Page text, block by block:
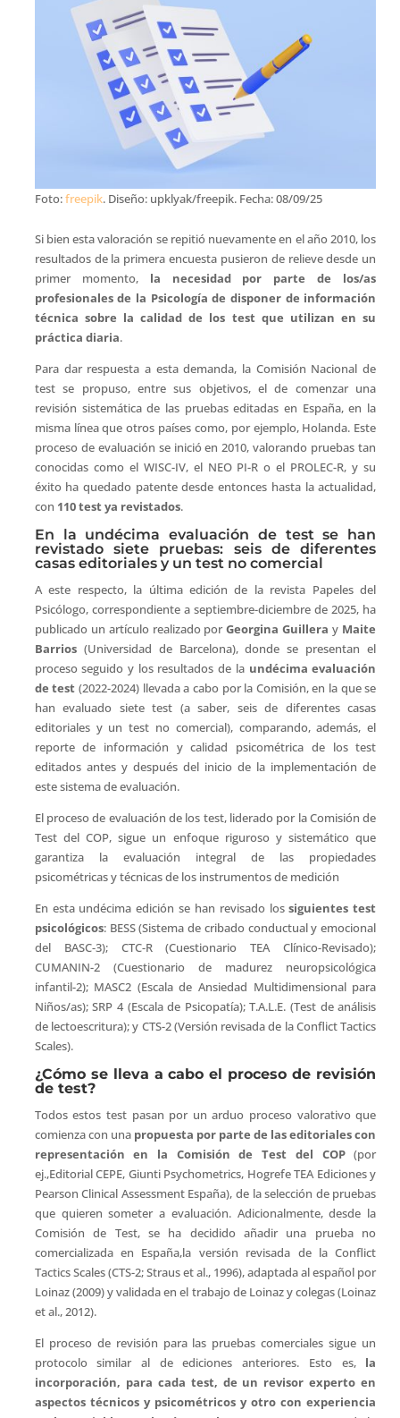
Foto:freepik. Diseño: upklyak/freepik. Fecha: 08/09/25
Si bien esta valoración se repitió nuevamente en el año 2010, los
resultados de la primera encuesta pusieron de relieve desde un
primer momento, la necesidad por parte de los/as
profesionales de la Psicología de disponer de información
técnica sobre la calidad de los test que utilizan en su
práctica diaria.
Para dar respuesta a esta demanda, la Comisión Nacional de
test se propuso, entre sus objetivos, el de comenzar una
revisión sistemática de las pruebas editadas en España, en la
misma línea que otros países como, por ejemplo, Holanda. Este
proceso de evaluación se inició en 2010, valorando pruebas tan
conocidas como el WISC-IV, el NEO PI-R o el PROLEC-R, y su
éxito ha quedado patente desde entonces hasta la actualidad,
con 110 test ya revistados.
En la undécima evaluación de test se han
revistado siete pruebas: seis de diferentes
casas editoriales y un test no comercial
A este respecto, la última edición de la revista Papeles del
Psicólogo, correspondiente a septiembre-diciembre de 2025, ha
publicado un artículo realizado porGeorgina Guillera y Maite
Barrios(Universidad de Barcelona), donde se presentan el
proceso seguido y los resultados de laundécima evaluación
de test (2022-2024) llevada a cabo por la Comisión, en la que se
han evaluado siete test (a saber, seis de diferentes casas
editoriales y un test no comercial), comparando, además, el
reporte de información y calidad psicométrica de los test
editados antes y después del inicio de la implementación de
este sistema de evaluación.
El proceso de evaluación de los test, liderado por la Comisión de
Test del COP, sigue un enfoque riguroso y sistemático que
garantiza la evaluación integral de las propiedades
psicométricas y técnicas de los instrumentos de medición
En esta undécima edición se han revisado lossiguientes test
psicológicos: BESS (Sistema de cribado conductual y emocional
del BASC-3); CTC-R (Cuestionario TEA Clínico-Revisado);
CUMANIN-2 (Cuestionario de madurez neuropsicológica
infantil-2); MASC2 (Escala de Ansiedad Multidimensional para
Niños/as); SRP 4 (Escala de Psicopatía); T.A.L.E. (Test de análisis
de lectoescritura); y CTS-2 (Versión revisada de la Conflict Tactics
Scales).
¿Cómo se lleva a cabo el proceso de revisión
de test?
Todos estos test pasan por un arduo proceso valorativo que
comienza con una propuesta por parte de las editoriales con
representación en la Comisión de Test del COP(por
ej.,Editorial CEPE, Giunti Psychometrics, Hogrefe TEA Ediciones y
Pearson Clinical Assessment España), de la selección de pruebas
que quieren someter a evaluación. Adicionalmente, desde la
Comisión de Test, se ha decidido añadir una prueba no
comercializada en España,la versión revisada de la Conflict
Tactics Scales (CTS-2; Straus et al., 1996), adaptada al español por
Loinaz (2009) y validada en el trabajo de Loinaz y colegas (Loinaz
et al., 2012).
El proceso de revisión para las pruebas comerciales sigue un
protocolo similar al de ediciones anteriores. Esto es, la
incorporación, para cada test, de un revisor experto en
aspectos técnicos y psicométricos y otro con experiencia